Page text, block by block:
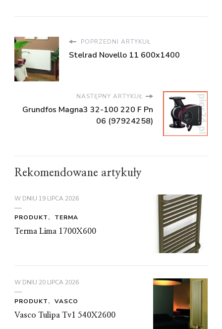
POPRZEDNI ARTYKUŁ
Stelrad Novello 11 600x1400
NASTĘPNY ARTYKUŁ
Grundfos Magna3 32-100 220 F Pn
06 (97924258)
Rekomendowane artykuły
W DNIU 19 LIPCA 2026
PRODUKT
TERMA
Terma Lima 1700X600
W DNIU 20 LIPCA 2026
PRODUKT
VASCO
Vasco Tulipa Tv1 540X2600